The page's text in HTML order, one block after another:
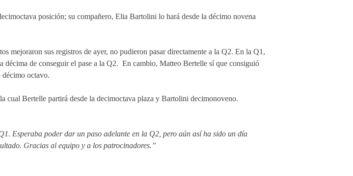
posición; su compañero, Elia Bartolini lo hará desde la décimo novena
mejoraron sus registros de ayer, no pudieron pasar directamente a la Q2. En la Q1,
de conseguir el pase a la Q2. En cambio, Matteo Bertelle sí que consiguió
décimo octavo.
cual Bertelle partirá desde la decimoctava plaza y Bartolini decimonoveno.
Esperaba poder dar un paso adelante en la Q2, pero aún así ha sido un día
Gracias al equipo y a los patrocinadores.”